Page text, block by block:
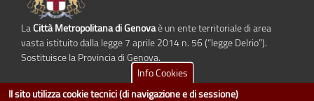
LaCittà Metropolitana di Genovaè un ente territoriale di area
vasta istituito dalla legge 7 aprile 2014 n. 56 (“legge Delrio”).
Sostituisce la Provincia di Genova.
Info Cookies
Il sito utilizza cookie tecnici (di navigazione e di sessione)